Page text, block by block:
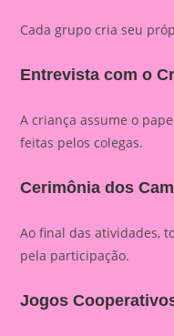
Cada grupo cria seu
Entrevista com o
A criança assume o
feitas pelos colegas.
Cerimônia dos
Ao final das atividades,
pela participação.
Jogos